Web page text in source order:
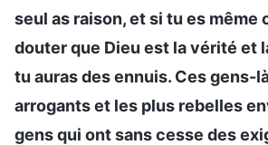
seul as raison, et si tu es même
douter que Dieu est la vérité et
tu auras des ennuis. Ces gens-
arrogants et les plus rebelles
gens qui ont sans cesse des